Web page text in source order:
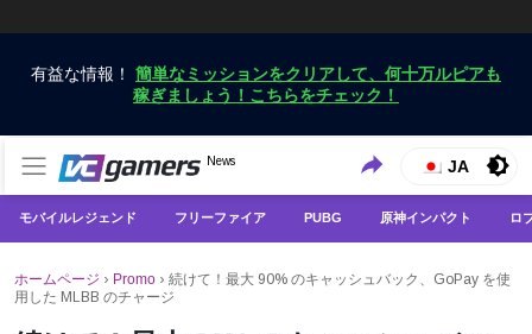
有益な情報！ 簡単なミッションをクリアして、何十万ルピアも
稼ぎましょう！こちらをチェック！
VCGamers ニュース
News
VCGamersだけで最新のゲームニュースを入手
JA
モバイルレジェンド フリーファイア PUBG 原神インパクト ロ
ホームページ › Promo › 続けて！最大 90% のキャッシュバック、GoPay を使
用した MLBB のチャージ